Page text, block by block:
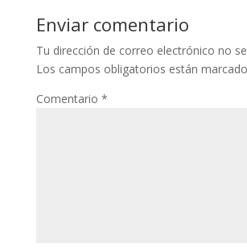
Enviar comentario
Tu dirección de correo electrónico no
Los campos obligatorios están
Comentario *